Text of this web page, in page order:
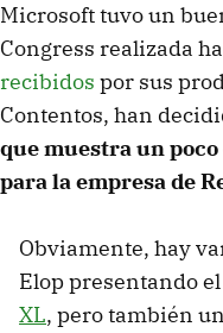
Microsoft tuvo un
Congress realizada
recibidos por sus
Contentos, han
que muestra un poco
para la empresa de
Obviamente, hay
Elop presentando el
XL, pero también